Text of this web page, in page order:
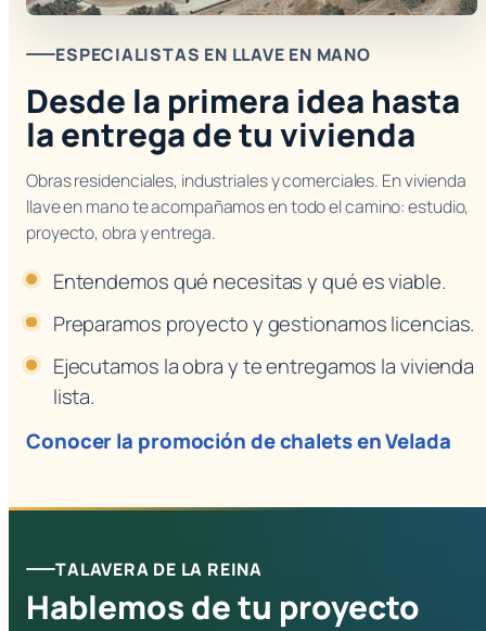
ESPECIALISTAS EN LLAVE EN MANO
Desde la primera idea hasta
la entrega de tu vivienda
Obras residenciales, industriales y comerciales. En vivienda
llave en mano te acompañamos en todo el camino: estudio,
proyecto, obra y entrega.
Entendemos qué necesitas y qué es viable.
Preparamos proyecto y gestionamos licencias.
Ejecutamos la obra y te entregamos la vivienda
lista.
Conocer la promoción de chalets en Velada
TALAVERA DE LA REINA
Hablemos de tu proyecto